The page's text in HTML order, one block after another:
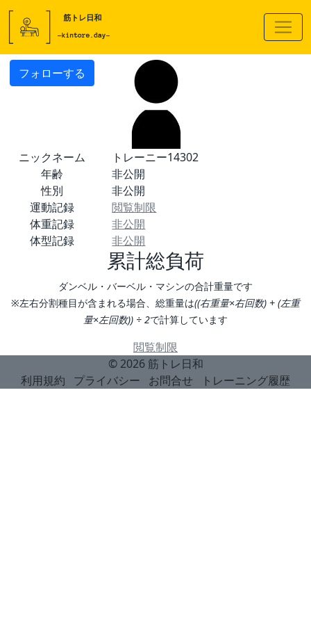
フォローする
ニックネーム
トレーニー14302
年齢
非公開
性別
非公開
運動記録
閲覧制限
体重記録
非公開
体型記録
非公開
累計総負荷
ダンベル・バーベル・マシンの合計重量です
※左右分割種目が含まれる場合、総重量は((右重量×右回数) + (左重
量×左回数)) ÷ 2で計算しています
閲覧制限
© 2026 筋トレ日和
利用規約
プライバシー お問合せ トレーニング履歴